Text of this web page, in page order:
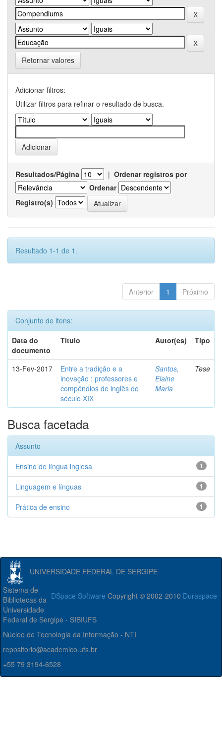
Retornar valores
Adicionar filtros:
Utilizar filtros para refinar o resultado de busca.
Resultados/Página | Ordenar registros por
Ordenar
Registro(s)
Resultado 1-1 de 1.
Anterior 1 Próximo
Conjunto de itens:
Data do
documento
Título Autor(es) Tipo
13-Fev-2017
Entre a tradição e a
inovação : professores e
compêndios de inglês do
século XIX
Santos,
Elaine
Maria
Tese
Busca facetada
Assunto
1
Ensino de língua inglesa
1
Linguagem e línguas
1
Prática de ensino
UNIVERSIDADE FEDERAL DE SERGIPE
DSpace Software Copyright © 2002-2010 Duraspace
Sistema de
Bibliotecas da
Universidade
Federal de Sergipe - SIBIUFS
Núcleo de Tecnologia da Informação - NTI
repositorio@academico.ufs.br
+55 79 3194-6528